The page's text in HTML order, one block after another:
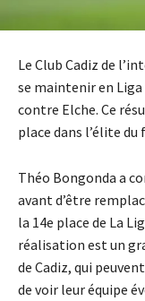
Le Club Cadiz de
se maintenir en
contre Elche. Ce
place dans l’élite
Théo Bongonda a
avant d’être
la 14e place de La
réalisation est un
de Cadiz, qui
de voir leur équipe